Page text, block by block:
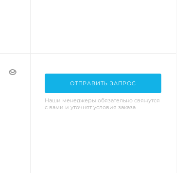
ОТПРАВИТЬ ЗАПРОС
Наши менеджеры обязательно свяжутся
с вами и уточнят условия заказа